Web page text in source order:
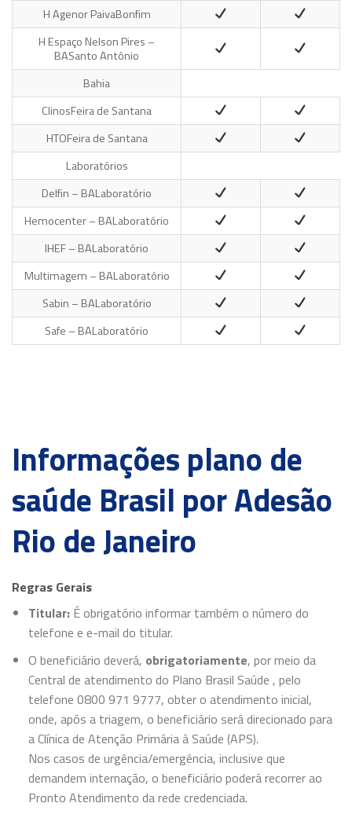
H Agenor PaivaBonfim
H Espaço Nelson Pires –
BASanto Antônio
Bahia
ClinosFeira de Santana
HTOFeira de Santana
Laboratórios
Delfin – BALaboratório
Hemocenter – BALaboratório
IHEF – BALaboratório
Multimagem – BALaboratório
Sabin – BALaboratório
Safe – BALaboratório
Informações plano de
saúde Brasil por Adesão
Rio de Janeiro
Regras Gerais
Titular: É obrigatório informar também o número do
telefone e e-mail do titular.
O beneficiário deverá, obrigatoriamente, por meio da
Central de atendimento do Plano Brasil Saúde , pelo
telefone 0800 971 9777, obter o atendimento inicial,
onde, após a triagem, o beneficiário será direcionado para
a Clínica de Atenção Primária à Saúde (APS).
Nos casos de urgência/emergência, inclusive que
demandem internação, o beneficiário poderá recorrer ao
Pronto Atendimento da rede credenciada.